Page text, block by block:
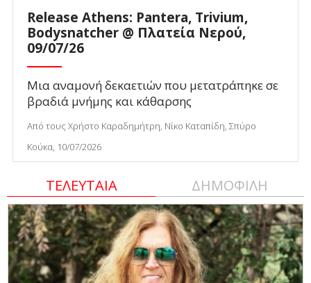
Release Athens: Pantera, Trivium,
Bodysnatcher @ Πλατεία Νερού,
09/07/26
Μια αναμονή δεκαετιών που μετατράπηκε σε
βραδιά μνήμης και κάθαρσης
Από τους Χρήστο Καραδημήτρη, Νίκο Καταπίδη, Σπύρο
Κούκα, 10/07/2026
ΤΕΛΕΥΤΑΙΑ ΔΗΜΟΦΙΛΗ